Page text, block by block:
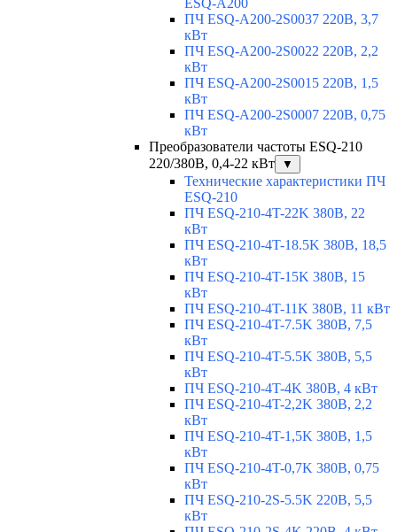
ESQ-A200
ПЧ ESQ-A200-2S0037 220В, 3,7
кВт
ПЧ ESQ-A200-2S0022 220В, 2,2
кВт
ПЧ ESQ-A200-2S0015 220В, 1,5
кВт
ПЧ ESQ-A200-2S0007 220В, 0,75
кВт
Преобразователи частоты ESQ-210
220/380В, 0,4-22 кВт
▼
Технические характеристики ПЧ
ESQ-210
ПЧ ESQ-210-4T-22K 380В, 22
кВт
ПЧ ESQ-210-4T-18.5K 380В, 18,5
кВт
ПЧ ESQ-210-4T-15K 380В, 15
кВт
ПЧ ESQ-210-4T-11K 380В, 11 кВт
ПЧ ESQ-210-4T-7.5K 380В, 7,5
кВт
ПЧ ESQ-210-4T-5.5K 380В, 5,5
кВт
ПЧ ESQ-210-4T-4K 380В, 4 кВт
ПЧ ESQ-210-4T-2,2K 380В, 2,2
кВт
ПЧ ESQ-210-4T-1,5K 380В, 1,5
кВт
ПЧ ESQ-210-4T-0,7K 380В, 0,75
кВт
ПЧ ESQ-210-2S-5.5K 220В, 5,5
кВт